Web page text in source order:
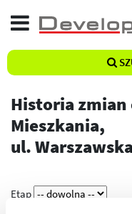
Historia zmian
Mieszkania,
ul.
Etap